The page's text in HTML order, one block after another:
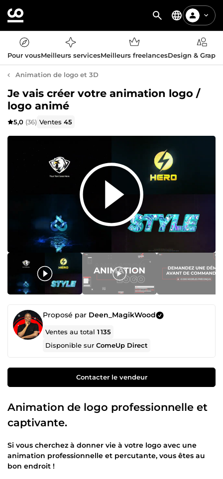
Pour vousMeilleurs servicesMeilleurs freelancesDesign &
Animation de logo et 3D
Je vais créer votre animation logo /
logo animé
5,0 (36) Ventes45
Proposé par Deen_MagikWood
Ventes au total1 135
Disponible surComeUp Direct
Contacter le vendeur
Animation de logo professionnelle et
captivante.
Si vous cherchez à donner vie à votre logo avec une
animation professionnelle et percutante, vous êtes au
bon endroit !